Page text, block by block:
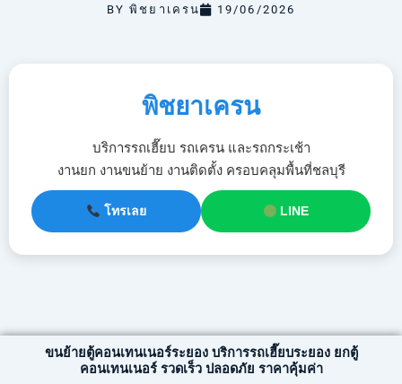
BY พิชยาเครน 19/06/2026
พิชยาเครน
บริการรถเฮี๊ยบ รถเครน และรถกระเช้า
งานยก งานขนย้าย งานติดตั้ง ครอบคลุมพื้นที่ชลบุรี
โทรเลย LINE
ขนย้ายตู้คอนเทนเนอร์ระยอง บริการรถเฮี๊ยบระยอง ยกตู้
คอนเทนเนอร์ รวดเร็ว ปลอดภัย ราคาคุ้มค่า